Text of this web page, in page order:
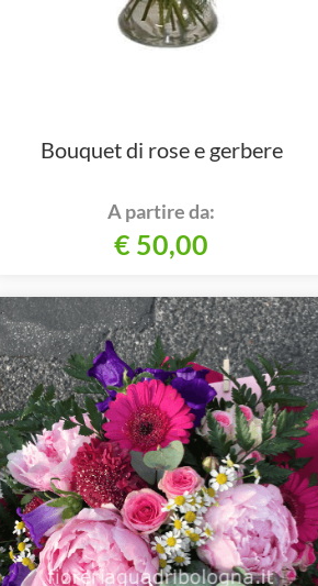
Bouquet di rose e gerbere
A partire da:
€ 50,00